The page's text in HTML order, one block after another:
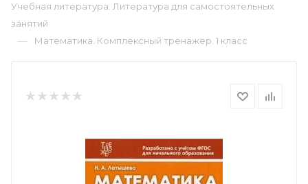
Учебная литература. Литература для самостоятельных
занятий
— Математика. Комплексный тренажёр. 1 класс